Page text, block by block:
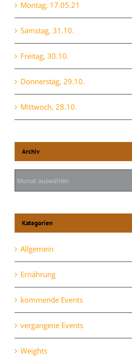
Montag, 17.05.21
Samstag, 31.10.
Freitag, 30.10.
Donnerstag, 29.10.
Mittwoch, 28.10.
Archiv
Archiv
Kategorien
Allgemein
Ernährung
kommende Events
vergangene Events
Weights